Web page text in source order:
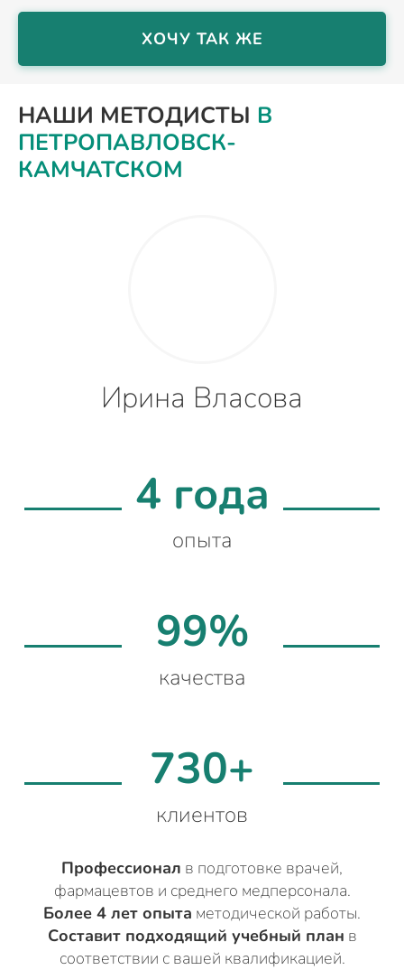
ХОЧУ ТАК ЖЕ
НАШИ МЕТОДИСТЫ В
ПЕТРОПАВЛОВСК-
КАМЧАТСКОМ
Ирина Власова
4 года
опыта
99%
качества
730+
клиентов
Профессионал в подготовке врачей,
фармацевтов и среднего медперсонала.
Более 4 лет опыта методической работы.
Составит подходящий учебный план в
соответствии с вашей квалификацией.